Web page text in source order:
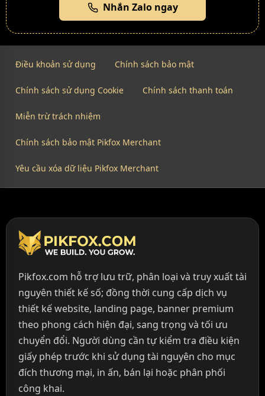
Nhắn Zalo ngay
Điều khoản sử dụng Chính sách bảo mật
Chính sách sử dụng Cookie Chính sách thanh toán
Miễn trừ trách nhiệm
Chính sách bảo mật Pikfox Merchant
Yêu cầu xóa dữ liệu Pikfox Merchant
Pikfox.com hỗ trợ lưu trữ, phân loại và truy xuất tài
nguyên thiết kế số; đồng thời cung cấp dịch vụ
thiết kế website, landing page, banner premium
theo phong cách hiện đại, sang trọng và tối ưu
chuyển đổi. Người dùng cần tự kiểm tra điều kiện
giấy phép trước khi sử dụng tài nguyên cho mục
đích thương mại, in ấn, bán lại hoặc phân phối
công khai.